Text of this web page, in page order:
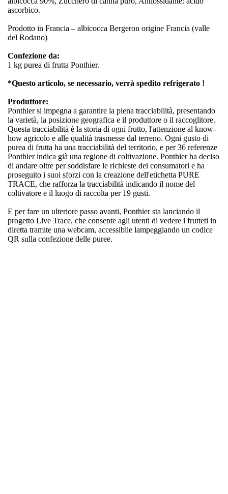
ascorbico.
Prodotto in Francia – albicocca Bergeron origine Francia (valle
del Rodano)
Confezione da:
1 kg purea di frutta Ponthier.
*Questo articolo, se necessario, verrà spedito refrigerato !
Produttore:
Ponthier si impegna a garantire la piena tracciabilità, presentando
la varietà, la posizione geografica e il produttore o il raccoglitore.
Questa tracciabilità è la storia di ogni frutto, l'attenzione al know-
how agricolo e alle qualità trasmesse dal terreno. Ogni gusto di
purea di frutta ha una tracciabilità del territorio, e per 36 referenze
Ponthier indica già una regione di coltivazione. Ponthier ha deciso
di andare oltre per soddisfare le richieste dei consumatori e ha
proseguito i suoi sforzi con la creazione dell'etichetta PURE
TRACE, che rafforza la tracciabilità indicando il nome del
coltivatore e il luogo di raccolta per 19 gusti.
E per fare un ulteriore passo avanti, Ponthier sta lanciando il
progetto Live Trace, che consente agli utenti di vedere i frutteti in
diretta tramite una webcam, accessibile lampeggiando un codice
QR sulla confezione delle puree.